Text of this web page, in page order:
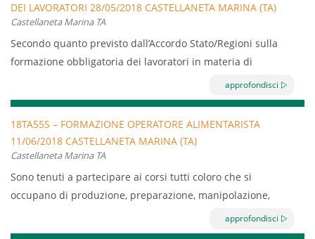
generale e 4 ore di formazione sul rischio specifico.
aderente il 15/06/2018 dalle 13:00 alle 21:00
DEI LAVORATORI 28/05/2018 CASTELLANETA MARINA (TA)
Castellaneta Marina TA
Secondo quanto previsto dall’Accordo Stato/Regioni sulla
formazione obbligatoria dei lavoratori in materia di
sicurezza e salute sul lavoro, viene sancito l’obbligo di
sottoporre a formazione tutti i lavoratori.
Il corso, che prevede 8 ore divise in 4 ore di formazione
generale e 4 ore di formazione sul rischio specifico.
aderente il 28/05/2018 dalle 09:00 alle 13:00 e dalle 14:00
alle 18:00
approfondisci
18TA55S – FORMAZIONE OPERATORE ALIMENTARISTA
11/06/2018 CASTELLANETA MARINA (TA)
Castellaneta Marina TA
Sono tenuti a partecipare ai corsi tutti coloro che si
occupano di produzione, preparazione, manipolazione,
deposito, trasporto, somministrazione e vendita di sostanze
alimentari, ivi compresi il conduttore dell’esercizio e i suoi
approfondisci